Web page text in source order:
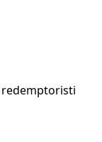
redemptoristi